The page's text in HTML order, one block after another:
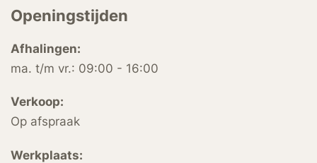
Openingstijden
Afhalingen:
ma. t/m vr.: 09:00 - 16:00
Verkoop:
Op afspraak
Werkplaats: